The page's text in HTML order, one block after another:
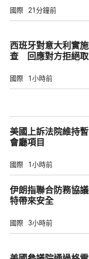
國際 21分鐘前
西班牙對意大利實
查 回應對方拒絕取
國際 1小時前
美國上訴法院維持
會廳項目
國際 1小時前
伊朗指聯合防務協
特帶來安全
國際 3小時前